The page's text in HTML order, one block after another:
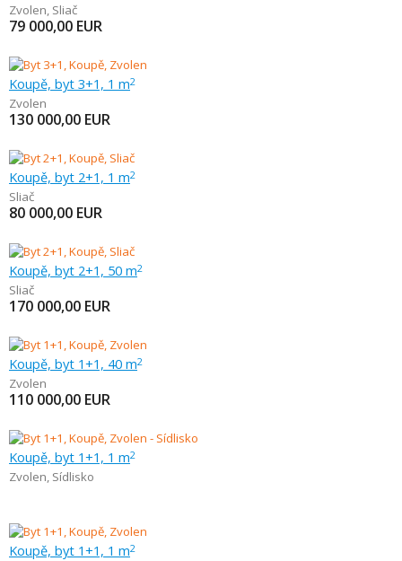
Zvolen, Sliač
79 000,00 EUR
Koupě, byt 3+1, 1 m2
Zvolen
130 000,00 EUR
Koupě, byt 2+1, 1 m2
Sliač
80 000,00 EUR
Koupě, byt 2+1, 50 m2
Sliač
170 000,00 EUR
Koupě, byt 1+1, 40 m2
Zvolen
110 000,00 EUR
Koupě, byt 1+1, 1 m2
Zvolen, Sídlisko
Koupě, byt 1+1, 1 m2